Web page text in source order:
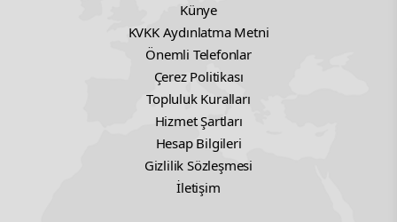
Künye
KVKK Aydınlatma Metni
Önemli Telefonlar
Çerez Politikası
Topluluk Kuralları
Hizmet Şartları
Hesap Bilgileri
Gizlilik Sözleşmesi
İletişim